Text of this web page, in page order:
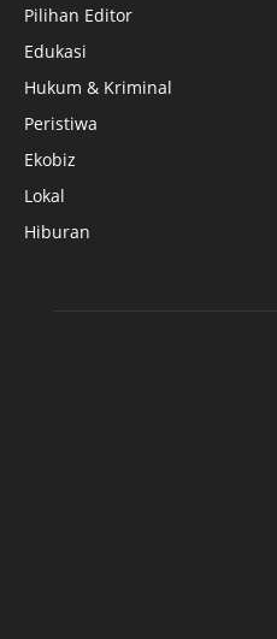
Pilihan Editor
Edukasi
Hukum & Kriminal
Peristiwa
Ekobiz
Lokal
Hiburan